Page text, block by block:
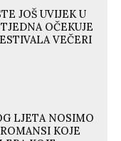
JOŠ UVIJEK U
OČEKUJE
VEČERI
LJETA NOSIMO
KOJE